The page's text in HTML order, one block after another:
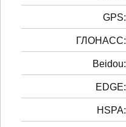
GPS:
ГЛОНАСС:
Beidou:
EDGE:
HSPA: